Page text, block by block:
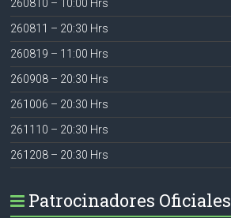
260810 – 10:00 Hrs
260811 – 20:30 Hrs
260819 – 11:00 Hrs
260908 – 20:30 Hrs
261006 – 20:30 Hrs
261110 – 20:30 Hrs
261208 – 20:30 Hrs
Patrocinadores Oficiales